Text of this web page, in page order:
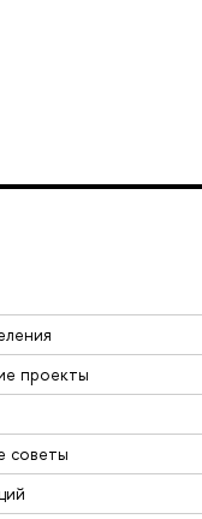
проекты
советы